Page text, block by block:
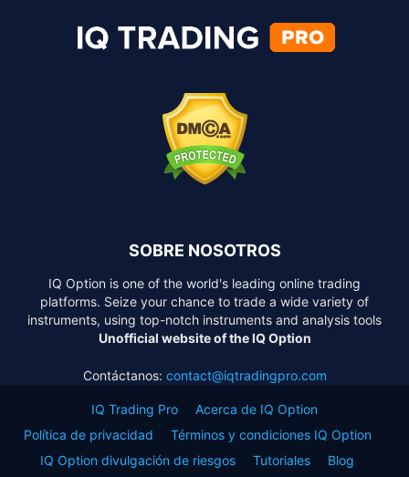
SOBRE NOSOTROS
IQ Option is one of the world's leading online trading
platforms. Seize your chance to trade a wide variety of
instruments, using top-notch instruments and analysis tools
Unofficial website of the IQ Option
Contáctanos: contact@iqtradingpro.com
IQ Trading Pro
Acerca de IQ Option
Política de privacidad
Términos y condiciones IQ Option
IQ Option divulgación de riesgos
Tutoriales Blog